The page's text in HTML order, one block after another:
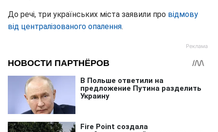
До речі, три українських міста заявили про відмову
від централізованого опалення.